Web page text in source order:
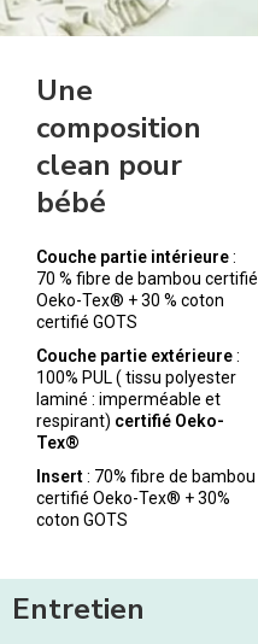
Une
composition
clean pour
bébé
Couche partie intérieure:
70 % fibre de bambou certifié
Oeko-Tex® + 30 % coton
certifié GOTS
Couche partie extérieure:
100% PUL ( tissu polyester
laminé : imperméable et
respirant) certifié Oeko-
Tex®
Insert: 70% fibre de bambou
certifié Oeko-Tex® + 30%
coton GOTS
Entretien